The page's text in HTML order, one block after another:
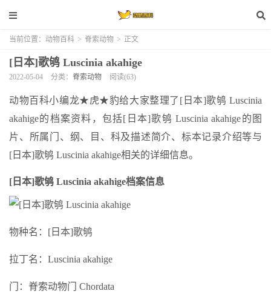
当前位置： 动物百科 > 脊索动物 > 正文
[日本]歌鸲 Luscinia akahige
2022-05-04 分类： 脊索动物 阅读(63)
动物百科小编龙★虎★豹给大家整理了[日本]歌鸲 Luscinia
akahige的档案资料，包括[日本]歌鸲 Luscinia akahige的图
片、所属门、纲、目、科及描述简介、标本记录介绍等与
[日本]歌鸲 Luscinia akahige相关的详细信息。
[日本]歌鸲 Luscinia akahige档案信息
物种名：[日本]歌鸲
拉丁名：Luscinia akahige
门：脊索动物门 Chordata